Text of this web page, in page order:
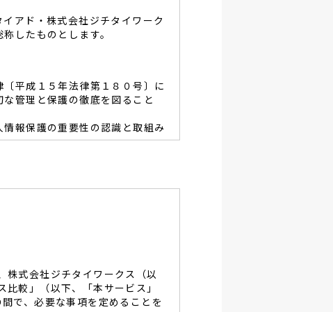
アド・株式会社ジチタイワーク
したものとします。
平成１５年法律第１８０号〕に
管理と保護の徹底を図ること
報保護の重要性の認識と取組み
容を適宜見直し、その改善と
・破壊・改竄・漏洩等に対す
備し、役員及び従業員に徹底致
株式会社ジチタイワークス（以
較」（以下、「本サービス」
で、必要な事項を定めることを